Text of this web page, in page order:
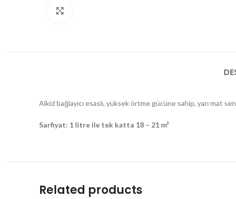
Alkid bağlayıcı esaslı, yüksek örtme gücüne sahip, yarı mat
Sarfiyat: 1 litre ile tek katta 18 – 21 m²
Related products